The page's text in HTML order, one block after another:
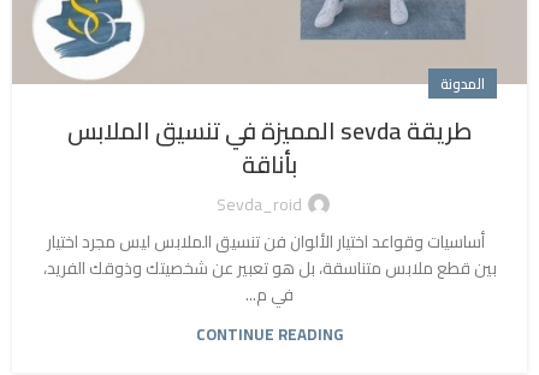
المدونة
طريقة sevda المميزة في تنسيق الملابس
بأناقة
Sevda_roid
أساسيات وقواعد اختيار الألوان فن تنسيق الملابس ليس مجرد اختيار
بين قطع ملابس متناسقة، بل هو تعبير عن شخصيتك وذوقك الفريد،
في م...
CONTINUE READING